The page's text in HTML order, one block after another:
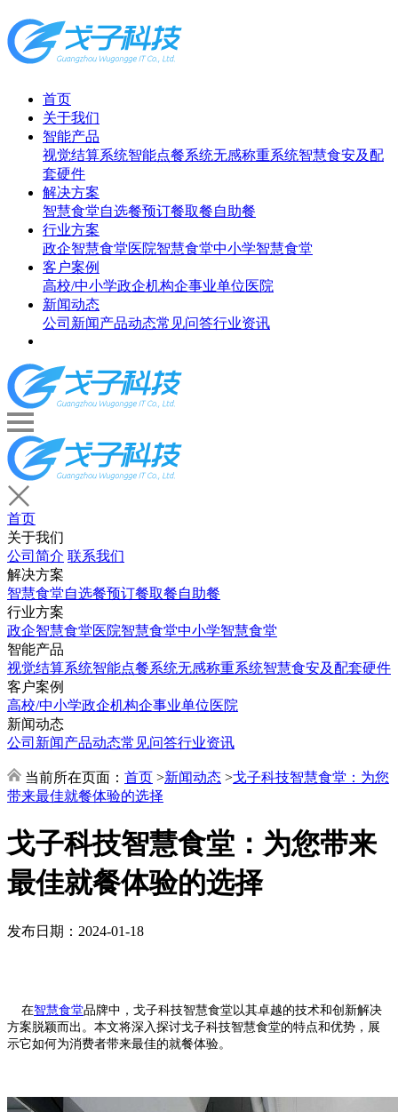
首页
关于我们
智能产品
视觉结算系统智能点餐系统无感称重系统智慧食安及配
套硬件
解决方案
智慧食堂自选餐预订餐取餐自助餐
行业方案
政企智慧食堂医院智慧食堂中小学智慧食堂
客户案例
高校/中小学政企机构企事业单位医院
新闻动态
公司新闻产品动态常见问答行业资讯
首页
关于我们
公司简介 联系我们
解决方案
智慧食堂自选餐预订餐取餐自助餐
行业方案
政企智慧食堂医院智慧食堂中小学智慧食堂
智能产品
视觉结算系统智能点餐系统无感称重系统智慧食安及配套硬件
客户案例
高校/中小学政企机构企事业单位医院
新闻动态
公司新闻产品动态常见问答行业资讯
当前所在页面： 首页 >新闻动态 >戈子科技智慧食堂：为您
带来最佳就餐体验的选择
戈子科技智慧食堂：为您带来
最佳就餐体验的选择
发布日期：2024-01-18
在智慧食堂品牌中，戈子科技智慧食堂以其卓越的技术和创新解决
方案脱颖而出。本文将深入探讨戈子科技智慧食堂的特点和优势，展
示它如何为消费者带来最佳的就餐体验。